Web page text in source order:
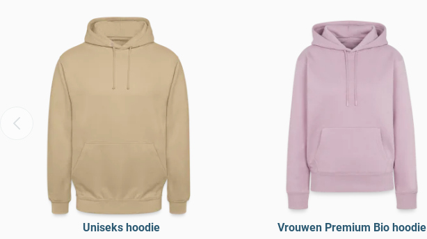
Uniseks hoodie Vrouwen Premium Bio hoodie